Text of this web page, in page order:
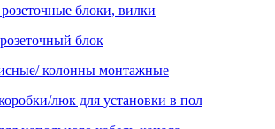
блоки, вилки
блок
колонны монтажные
люк для установки в пол